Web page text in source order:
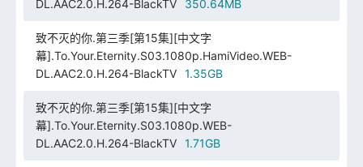
DL.AAC2.0.H.264-BlackTV
350.64MB
致不灭的你.第三季[第15集][中文字
幕].To.Your.Eternity.S03.1080p.HamiVideo.WEB-
DL.AAC2.0.H.264-BlackTV
1.35GB
致不灭的你.第三季[第15集][中文字
幕].To.Your.Eternity.S03.1080p.WEB-
DL.AAC2.0.H.264-BlackTV
1.71GB